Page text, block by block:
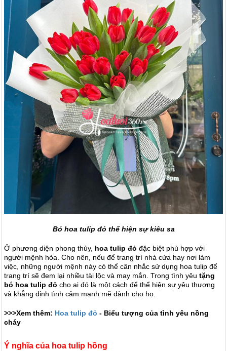
Bó hoa tulip đỏ thể hiện sự kiêu sa
Ở phương diện phong thủy, hoa tulip đỏ đặc biệt phù hợp với
người mệnh hỏa. Cho nên, nếu để trang trí nhà cửa hay nơi làm
việc, những người mệnh này có thể cân nhắc sử dụng hoa tulip để
trang trí sẽ đem lại nhiều tài lộc và may mắn. Trong tình yêu tặng
bó hoa tulip đỏ cho ai đó là một cách để thể hiện sự yêu thương
và khẳng định tình cảm mạnh mẽ dành cho họ.
>>>Xem thêm: Hoa tulip đỏ - Biểu tượng của tình yêu nồng
cháy
Ý nghĩa của hoa tulip hồng